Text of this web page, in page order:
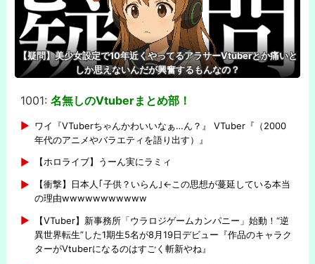
【疑問】美少女設定で10年近くやってるアラサーVtuberとか痛いと
しか思えないんだが興奮するもんなの？
1001: 名無しのVtuberまとめ部！
ワイ『VTuberちゃんかわいいなぁ…ん？』 VTuber『（2000
年代のアニメやバラエティを語り出す）』
【ホロライブ】うーん実にラミィ
【衝撃】日本人｢子供？いらん｣←この思想が蔓延している本当
の理由wwwwwwwwwww
【VTuber】新事務所「ウラロジゲームカンパニー」始動！“逆
異世界転生”した1期生5名が8月19日デビュー『作品のキャラク
ターがVtuberになるのはすごく斬新やね』